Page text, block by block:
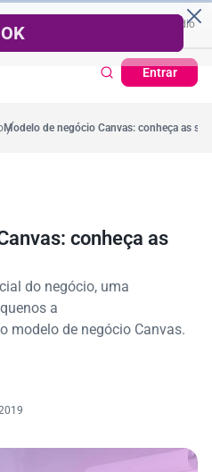
de Crédito Percentual médio no ano
Entrar
Cartão de Crédito |
Modelo de negócio Canvas: conheça as
conheça as
do negócio, uma
a
modelo de negócio Canvas.